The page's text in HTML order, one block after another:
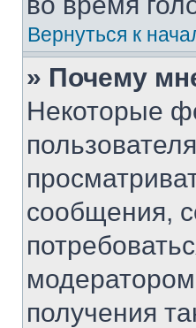
Вернуться к
» Почему
Некоторые
сообщения,
получения